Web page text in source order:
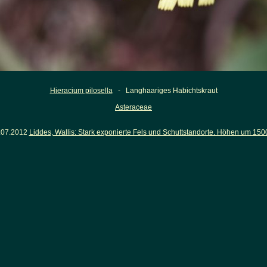
Hieracium pilosella- Langhaariges Habichtskraut
Asteraceae
Liddes, Wallis: Stark exponierte Fels und Schuttstandorte. Höhen um